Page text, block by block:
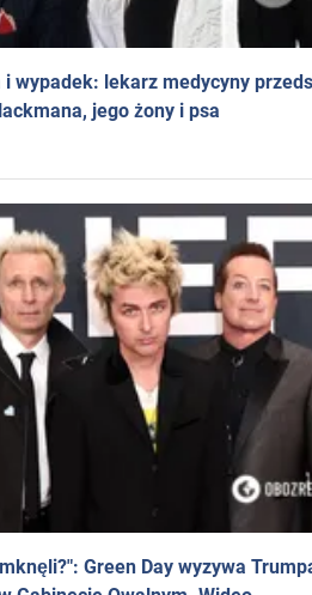
wypadek: lekarz medycyny
jego żony i psa
Green Day wyzywa